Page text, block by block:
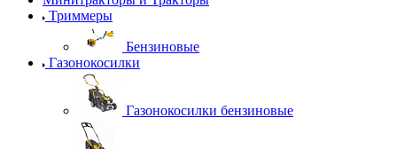
Триммеры
Бензиновые
Газонокосилки
Газонокосилки бензиновые